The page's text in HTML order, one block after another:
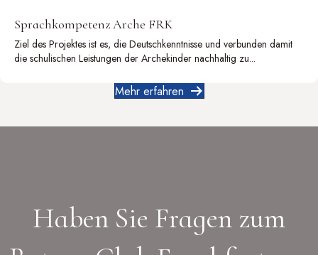
Sprachkompetenz Arche FRK
Ziel des Projektes ist es, die Deutschkenntnisse und verbunden damit
die schulischen Leistungen der Archekinder nachhaltig zu...
Mehr erfahren
Haben Sie Fragen zum